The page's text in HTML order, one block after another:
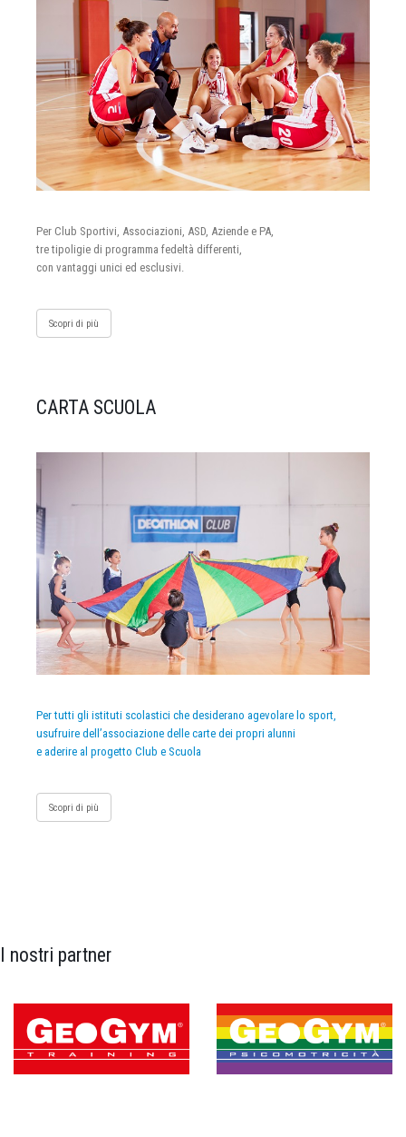
Per Club Sportivi, Associazioni, ASD, Aziende e PA,
tre tipoligie di programma fedeltà differenti,
con vantaggi unici ed esclusivi.
Scopri di più
CARTA SCUOLA
Per tutti gli istituti scolastici che desiderano agevolare lo sport,
usufruire dell’associazione delle carte dei propri alunni
e aderire al progetto Club e Scuola
Scopri di più
I nostri partner